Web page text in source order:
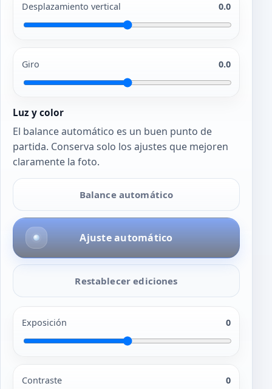
Desplazamiento vertical 0.0
Giro 0.0
Luz y color
El balance automático es un buen punto de
partida. Conserva solo los ajustes que mejoren
claramente la foto.
Balance automático
Ajuste automático
Restablecer ediciones
Exposición 0
Contraste 0